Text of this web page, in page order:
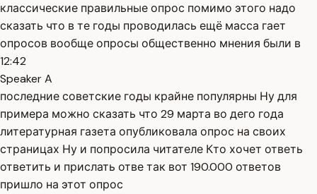
классические правильные опрос помимо этого надо
сказать что в те годы проводилась ещё масса гает
опросов вообще опросы общественно мнения были в
12:42
Speaker A
последние советские годы крайне популярны Ну для
примера можно сказать что 29 марта во дего года
литературная газета опубликовала опрос на своих
страницах Ну и попросила читателе Кто хочет ответь
ответить и прислать отве так вот 190.000 ответов
пришло на этот опрос